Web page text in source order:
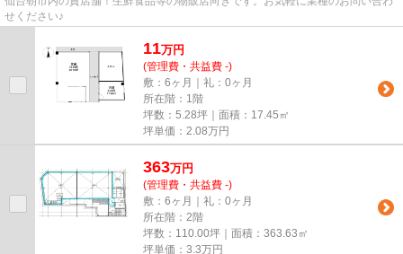
せください♪
11万円
(管理費・共益費 -)
敷：6ヶ月｜礼：0ヶ月
所在階：1階
坪数：5.28坪｜面積：17.45㎡
坪単価： 2.08万円
363万円
(管理費・共益費 -)
敷：6ヶ月｜礼：0ヶ月
所在階：2階
坪数：110.00坪｜面積：363.63㎡
坪単価： 3.3万円